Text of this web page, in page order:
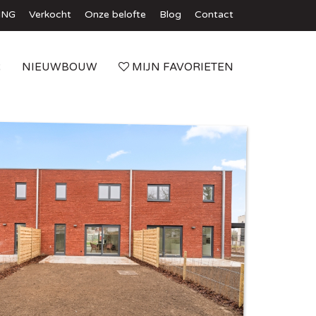
Verkocht Onze belofte Blog Contact
NIEUWBOUW MIJN FAVORIETEN